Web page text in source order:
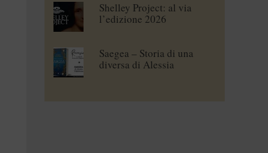
Shelley Project: al via
l’edizione 2026
Saegea – Storia di una
diversa di Alessia